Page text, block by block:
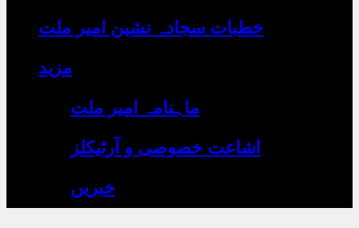
خطبات سجادہ نشین امیر ملت
مزید
ماہنامہ امیر ملت
اشاعت خصوصی و آرٹیکلز
خبریں